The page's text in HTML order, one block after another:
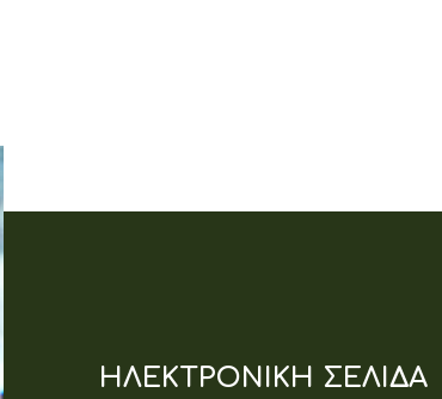
ΗΛΕΚΤΡΟΝΙΚΗ ΣΕΛΙΔΑ